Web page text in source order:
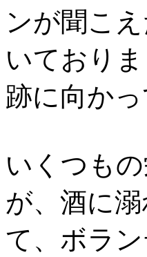
ンが聞こ
いており
跡に向か
いくつも
が、酒に
て、ボラ